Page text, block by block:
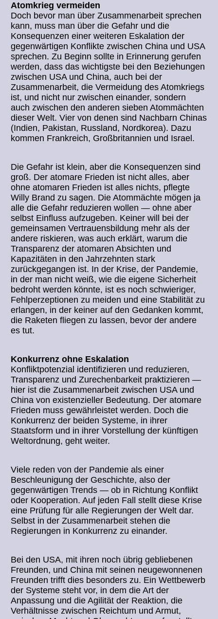
Atomkrieg vermeiden
Doch bevor man über Zusammenarbeit sprechen
kann, muss man über die Gefahr und die
Konsequenzen einer weiteren Eskalation der
gegenwärtigen Konflikte zwischen China und USA
sprechen. Zu Beginn sollte in Erinnerung gerufen
werden, dass das wichtigste bei den Beziehungen
zwischen USA und China, auch bei der
Zusammenarbeit, die Vermeidung des Atomkriegs
ist, und nicht nur zwischen einander, sondern
auch zwischen den anderen sieben Atommächten
dieser Welt. Vier von denen sind Nachbarn Chinas
(Indien, Pakistan, Russland, Nordkorea). Dazu
kommen Frankreich, Großbritannien und Israel.
Die Gefahr ist klein, aber die Konsequenzen sind
groß. Der atomare Frieden ist nicht alles, aber
ohne atomaren Frieden ist alles nichts, pflegte
Willy Brand zu sagen. Die Atommächte mögen ja
alle die Gefahr reduzieren wollen — ohne aber
selbst Einfluss aufzugeben. Keiner will bei der
gemeinsamen Vertrauensbildung mehr als der
andere riskieren, was auch erklärt, warum die
Transparenz der atomaren Absichten und
Kapazitäten in den Jahrzehnten stark
zurückgegangen ist. In der Krise, der Pandemie,
in der man nicht weiß, wie die eigene Sicherheit
bedroht werden könnte, ist es noch schwieriger,
Fehlperzeptionen zu meiden und eine Stabilität zu
erlangen, in der keiner auf den Gedanken kommt,
die Raketen fliegen zu lassen, bevor der andere
es tut.
Konkurrenz ohne Eskalation
Konfliktpotenzial identifizieren und reduzieren,
Transparenz und Zurechenbarkeit praktizieren —
hier ist die Zusammenarbeit zwischen USA und
China von existenzieller Bedeutung. Der atomare
Frieden muss gewährleistet werden. Doch die
Konkurrenz der beiden Systeme, in ihrer
Staatsform und in ihrer Vorstellung der künftigen
Weltordnung, geht weiter.
Viele reden von der Pandemie als einer
Beschleunigung der Geschichte, also der
gegenwärtigen Trends — ob in Richtung Konflikt
oder Kooperation. Auf jeden Fall stellt diese Krise
eine Prüfung für alle Regierungen der Welt dar.
Selbst in der Zusammenarbeit stehen die
Regierungen in Konkurrenz zu einander.
Bei den USA, mit ihren noch übrig gebliebenen
Freunden, und China mit seinen neugewonnenen
Freunden trifft dies besonders zu. Ein Wettbewerb
der Systeme steht vor, in dem die Art der
Anpassung und die Agilität der Reaktion, die
Verhältnisse zwischen Reichtum und Armut,